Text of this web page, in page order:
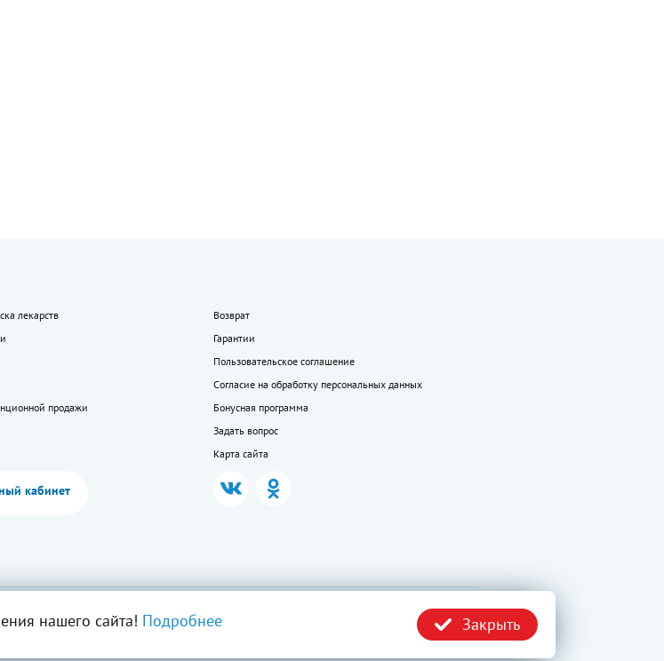
лекарств
продажи
Возврат
Гарантии
Пользовательское соглашение
Согласие на обработку персональных данных
Бонусная программа
Задать вопрос
Карта сайта
кабинет
ООО «Моя аптека». Публикация с сайта www.lekkupi.ru без
конфиденциальности
нашего сайта! Подробнее Закрыть